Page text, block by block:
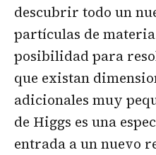
descubrir todo un
partículas de
posibilidad para
que existan
adicionales muy
de Higgs es una
entrada a un nuevo